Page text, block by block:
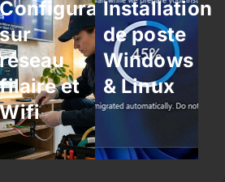
Configuration
sur
réseau
filaire et
Wifi
Installation
de poste
Windows
& Linux